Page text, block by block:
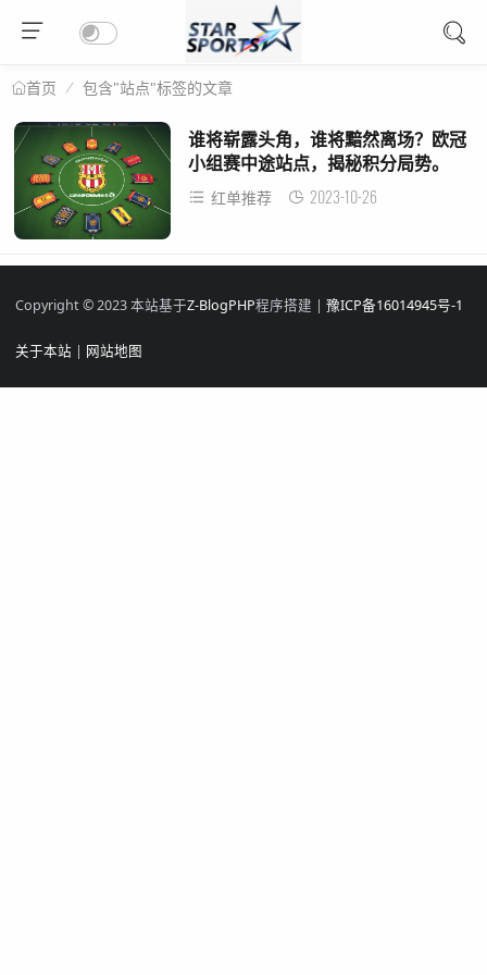
首页 包含"站点"标签的文章
谁将崭露头角，谁将黯然离场？欧冠
小组赛中途站点，揭秘积分局势。
红单推荐 2023-10-26
Copyright © 2023 本站基于Z-BlogPHP程序搭建 | 豫ICP备16014945号-1
关于本站 | 网站地图